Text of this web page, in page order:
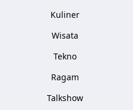
Kuliner
Wisata
Tekno
Ragam
Talkshow